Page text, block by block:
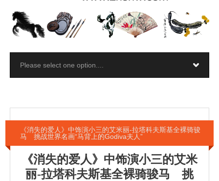
《消失的爱人》中饰演小三的艾米丽-拉塔科夫斯基全裸骑骏
马 挑战世界名画“马背上的Godiva夫人”
《消失的爱人》中饰演小三的艾米
丽-拉塔科夫斯基全裸骑骏马 挑